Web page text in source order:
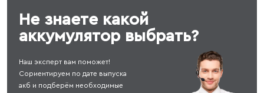
Не знаете какой
аккумулятор выбрать?
Наш эксперт вам поможет!
Сориентируем по дате выпуска
акб и подберём необходимые